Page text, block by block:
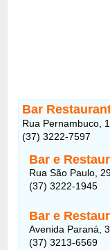
Bar
Rua Pernambuco,
(37) 3222-7597
Bar e
Rua São Paulo,
(37) 3222-1945
Bar e
Avenida Paraná,
(37) 3213-6569